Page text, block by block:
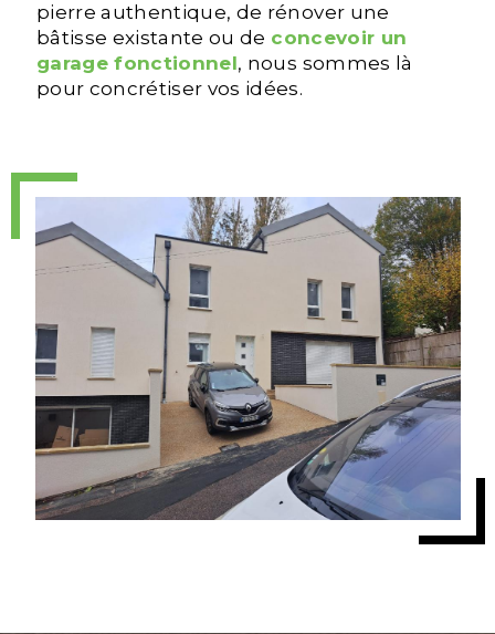
pierre authentique, de rénover une
bâtisse existante ou de concevoir un
garage fonctionnel, nous sommes là
pour concrétiser vos idées.